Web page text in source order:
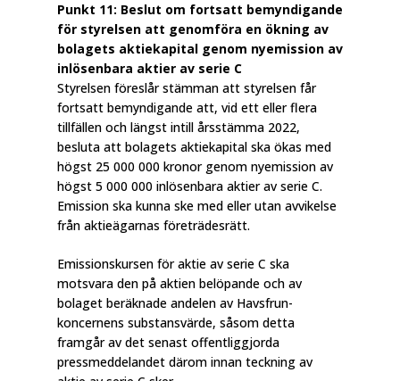
Punkt 11: Beslut om fortsatt bemyndigande
för styrelsen att genomföra en ökning av
bola­gets aktiekapital genom nyemission av
inlösenbara aktier av serie C
Styrelsen föreslår stämman att styrelsen får
fortsatt bemyndigande att, vid ett eller flera
tillfällen och längst intill årsstämma 2022,
besluta att bolagets aktiekapital ska ökas med
högst 25 000 000 kronor genom nyemission av
högst 5 000 000 inlösenbara aktier av serie C.
Emission ska kunna ske med eller utan avvikelse
från aktieägarnas företrädes­rätt.
Emissionskursen för aktie av serie C ska
motsvara den på aktien belöpande och av
bolaget beräknade andelen av Havsfrun-
koncernens substansvärde, såsom detta
framgår av det senast offentliggjorda
pressmeddelandet därom innan teckning av